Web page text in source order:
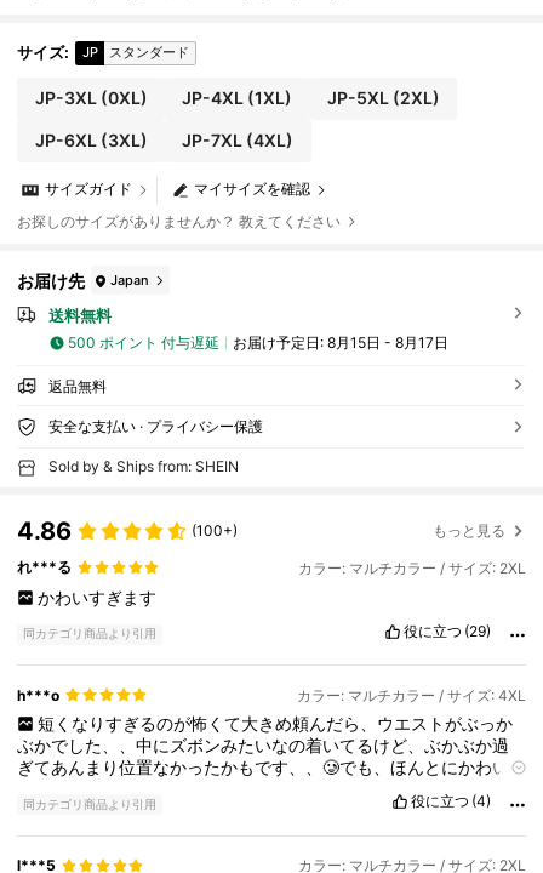
ェスのパーティー
サイズ: JP スタンダード
JP-3XL(0XL) JP-4XL (1XL) JP-5XL(2XL)
JP-6XL(3XL) JP-7XL (4XL)
マイサイズを確認
サイズガイド
お探しのサイズがありませんか？ 教えてください
お届け先 Japan
送料無料
500 ポイント 付与遅延 お届け予定日: 8月15日 - 8月17日
返品無料
安全な支払い · プライバシー保護
Sold by & Ships from: SHEIN
4.86 (100+) もっと見る
れ***る カラー: マルチカラー / サイズ: 2XL
かわいすぎます
同カテゴリ商品より引用 役に立つ (29)
h***o カラー: マルチカラー / サイズ: 4XL
短くなりすぎるのが怖くて大きめ頼んだら、ウエストがぶっか
ぶかでした、、中にズボンみたいなの着いてるけど、ぶかぶか過
ぎてあんまり位置なかったかもです、、🥲でも、ほんとにかわい
同カテゴリ商品より引用 役に立つ (4)
l***5 カラー: マルチカラー / サイズ: 2XL